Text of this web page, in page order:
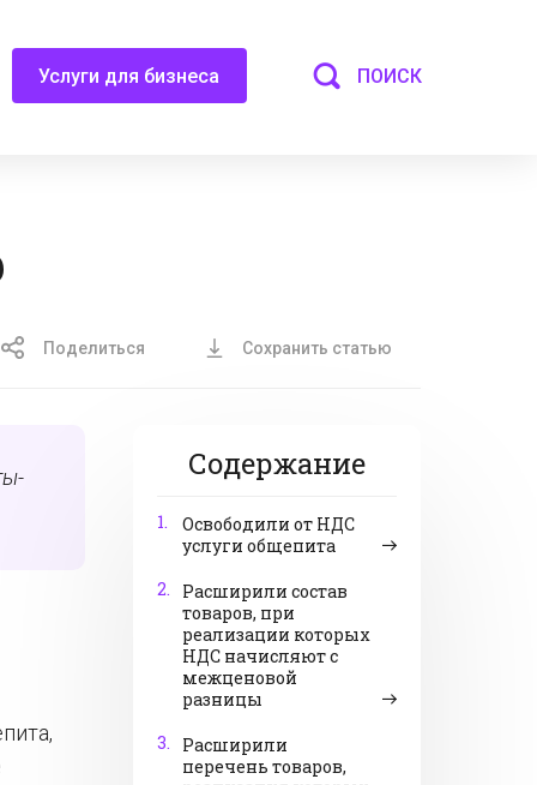
Услуги для бизнеса ПОИСК
Поделиться Сохранить статью
Содержание
1.
Освободили от НДС
услуги общепита
2.
Расширили состав
товаров, при
реализации которых
НДС начисляют с
межценовой
разницы
3.
Расширили
перечень товаров,